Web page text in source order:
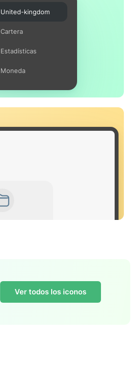
United-kingdom
Cartera
Estadísticas
Moneda
Ver todos los iconos